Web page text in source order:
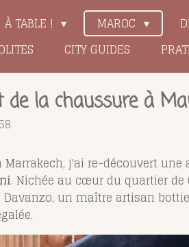
À TABLE ! MAROC
CITY GUIDES
la chaussure à
Marrakech, j'ai re-découvert
. Nichée au cœur du quartier
un maître artisan